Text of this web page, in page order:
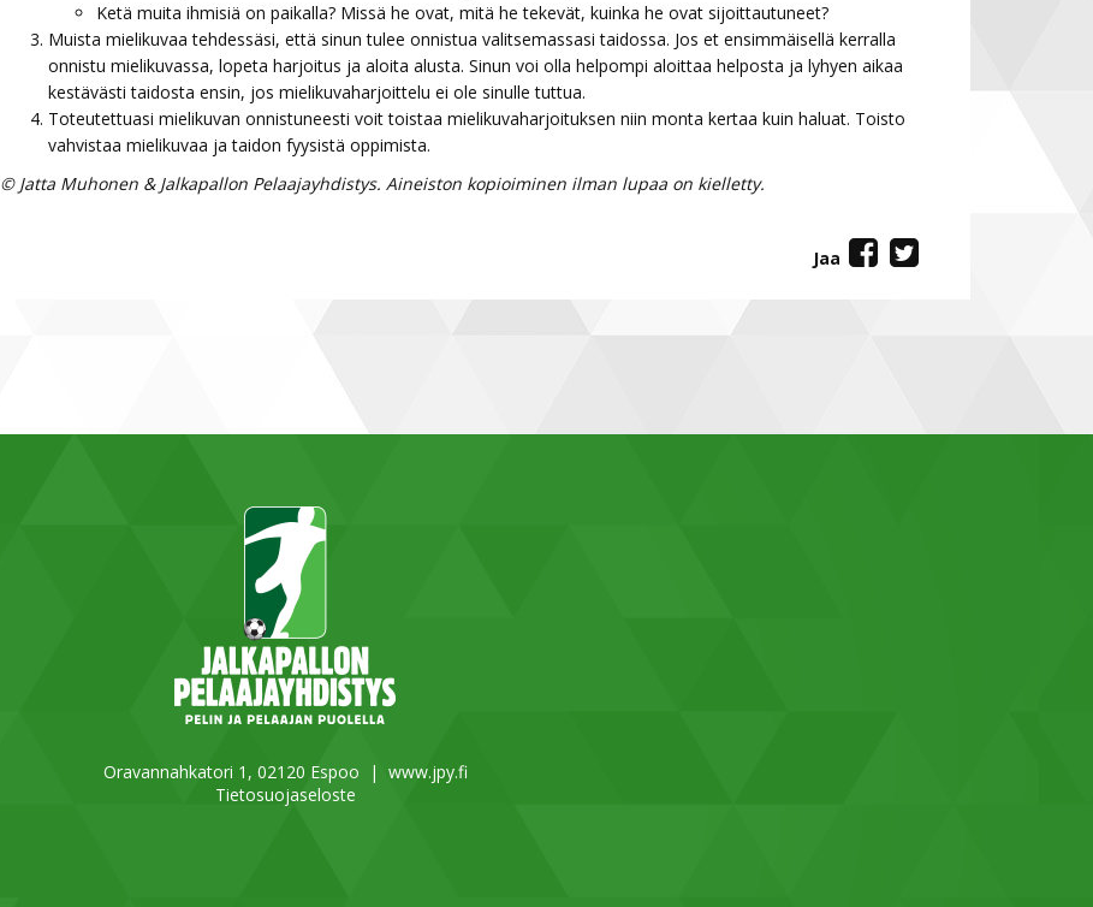
Ketä muita ihmisiä on paikalla? Missä he ovat, mitä he tekevät, kuinka he ovat sijoittautuneet?
Muista mielikuvaa tehdessäsi, että sinun tulee onnistua valitsemassasi taidossa. Jos et ensimmäisellä kerralla
onnistu mielikuvassa, lopeta harjoitus ja aloita alusta. Sinun voi olla helpompi aloittaa helposta ja lyhyen aikaa
kestävästi taidosta ensin, jos mielikuvaharjoittelu ei ole sinulle tuttua.
Toteutettuasi mielikuvan onnistuneesti voit toistaa mielikuvaharjoituksen niin monta kertaa kuin haluat. Toisto
vahvistaa mielikuvaa ja taidon fyysistä oppimista.
© Jatta Muhonen & Jalkapallon Pelaajayhdistys. Aineiston kopioiminen ilman lupaa on kielletty.
Jaa
Oravannahkatori 1, 02120 Espoo | www.jpy.fi
Tietosuojaseloste